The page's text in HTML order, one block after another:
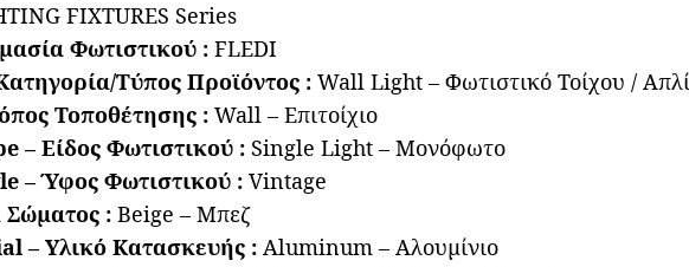
Μ10
x
Π25
x
Υ15cm
ποσότητα
FIXTURES Series
Φωτιστικού : FLEDI
Τύπος Προϊόντος : Wall Light – Φωτιστικό Τοίχου /
Τοποθέτησης : Wall – Επιτοίχιο
– Είδος Φωτιστικού : Single Light – Μονόφωτο
– Ύφος Φωτιστικού : Vintage
: Beige – Μπεζ
– Υλικό Κατασκευής : Aluminum – Αλουμίνιο